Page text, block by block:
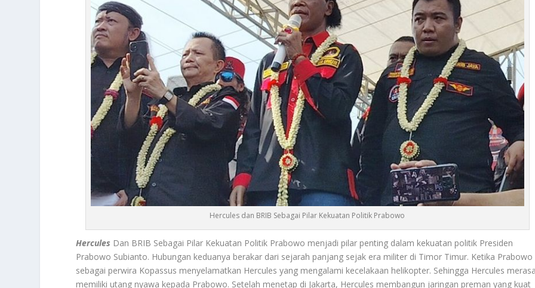
Hercules dan BRIB Sebagai Pilar Kekuatan Politik Prabowo
Hercules Dan BRIB Sebagai Pilar Kekuatan Politik Prabowo menjadi pilar penting dalam kekuatan politik Presiden
Prabowo Subianto. Hubungan keduanya berakar dari sejarah panjang sejak era militer di Timor Timur. Ketika Prabowo
sebagai perwira Kopassus menyelamatkan Hercules yang mengalami kecelakaan helikopter. Sehingga Hercules
memiliki utang nyawa kepada Prabowo. Setelah menetap di Jakarta, Hercules membangun jaringan preman yang kuat